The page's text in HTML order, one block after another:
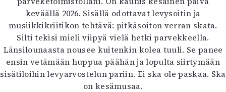
Kirjat
In English
Esitystaide
Arkisto
Lehdet
keväällä 2026. Sisällä odottavat levysoitin ja
musiikkikriitikon tehtävä: pitkäsoiton verran skata.
Silti tekisi mieli viipyä vielä hetki parvekkeella.
Länsilounaasta nousee kuitenkin kolea tuuli. Se panee
ensin vetämään huppua päähän ja lopulta siirtymään
sisätiloihin levyarvostelun pariin. Ei ska ole paskaa. Ska
on kesämusaa.